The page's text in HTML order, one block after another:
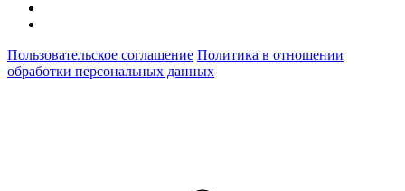
Пользовательское соглашение Политика в отношении
обработки персональных данных